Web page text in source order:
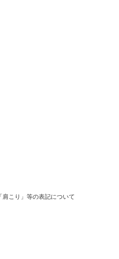
こり」等の表記について